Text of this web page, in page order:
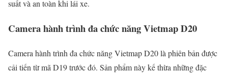
suất và an toàn khi lái xe.
Camera hành trình đa chức năng Vietmap D20
Camera hành trình đa chức năng Vietmap D20 là phiên bản được
cải tiến từ mã D19 trước đó. Sản phẩm này kế thừa những đặc